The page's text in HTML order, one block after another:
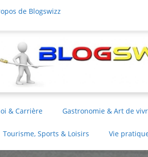
de Blogswizz
& Carrière Gastronomie & Art de
Tourisme, Sports & Loisirs Vie